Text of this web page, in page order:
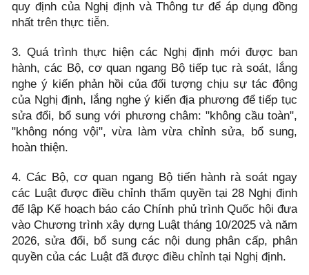
quy định của Nghị định và Thông tư để áp dụng đồng
nhất trên thực tiễn.
3. Quá trình thực hiện các Nghị định mới được ban
hành, các Bộ, cơ quan ngang Bộ tiếp tục rà soát, lắng
nghe ý kiến phản hồi của đối tượng chịu sự tác động
của Nghị định, lắng nghe ý kiến địa phương để tiếp tục
sửa đổi, bổ sung với phương châm: "không cầu toàn",
"không nóng vội", vừa làm vừa chỉnh sửa, bổ sung,
hoàn thiện.
4. Các Bộ, cơ quan ngang Bộ tiến hành rà soát ngay
các Luật được điều chỉnh thẩm quyền tại 28 Nghị định
để lập Kế hoạch báo cáo Chính phủ trình Quốc hội đưa
vào Chương trình xây dựng Luật tháng 10/2025 và năm
2026, sửa đổi, bổ sung các nội dung phân cấp, phân
quyền của các Luật đã được điều chỉnh tại Nghị định.